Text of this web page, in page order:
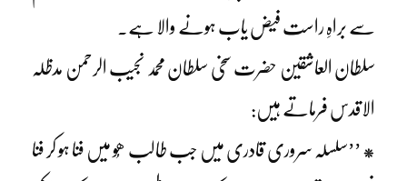
سے براہِ راست فیض یاب ہونے والا ہے۔
سلطان العاشقین حضرت سخی سلطان محمد نجیب الرحمن مدظلہ
الاقدس فرماتے ہیں:
* ’’سلسلہ سروری قادری میں جب طالب ھُو میں فنا ہو کر فنا